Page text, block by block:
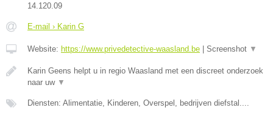
14.120.09
E-mail › Karin G
Website: https://www.privedetective-waasland.be | Screenshot ▼
Karin Geens helpt u in regio Waasland met een discreet onderzoek
naar uw ▼
Diensten: Alimentatie, Kinderen, Overspel, bedrijven diefstal....